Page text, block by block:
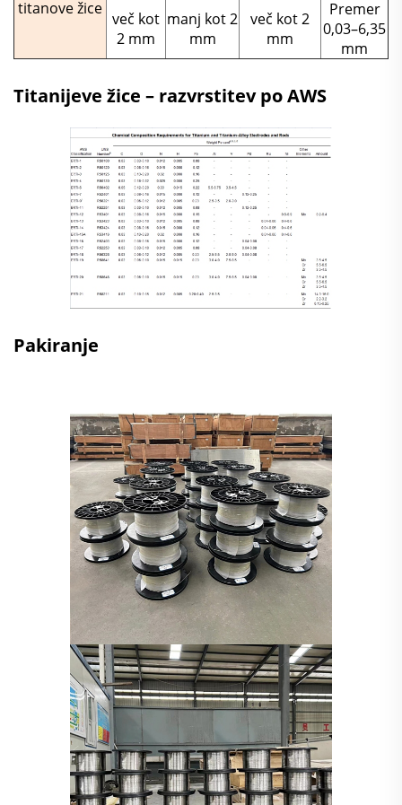
titanove žice
več kot
2 mm
manj kot 2
mm
več kot 2
mm
Premer
0,03–6,35
mm
Titanijeve žice – razvrstitev po AWS
Pakiranje